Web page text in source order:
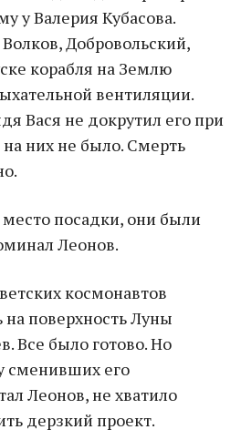
у Валерия Кубасова.
Добровольский,
корабля на Землю
вентиляции.
Вася не докрутил его при
них не было. Смерть
место посадки, они были
Леонов.
космонавтов
поверхность Луны
Все было готово. Но
сменивших его
Леонов, не хватило
дерзкий проект.